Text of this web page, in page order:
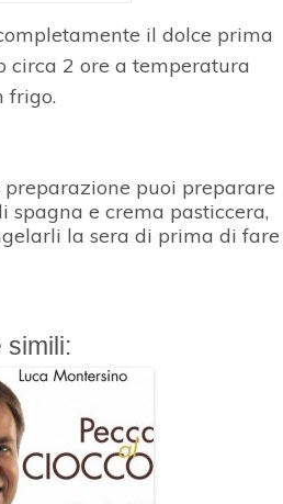
il dolce prima
circa 2 ore a temperatura
frigo.
puoi preparare
spagna e crema pasticcera,
la sera di prima di fare
simili: